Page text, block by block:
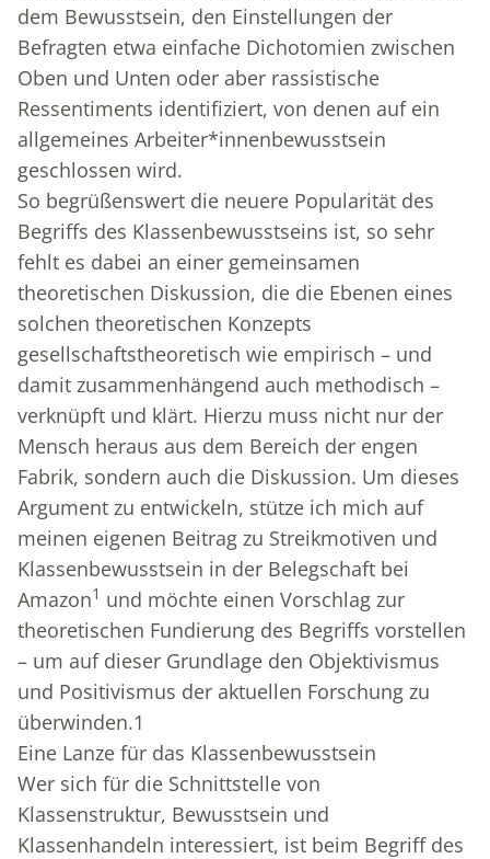
dem Bewusstsein, den Einstellungen der
Befragten etwa einfache Dichotomien zwischen
Oben und Unten oder aber rassistische
Ressentiments identifiziert, von denen auf ein
allgemeines Arbeiter*innenbewusstsein
geschlossen wird.
So begrüßenswert die neuere Popularität des
Begriffs des Klassenbewusstseins ist, so sehr
fehlt es dabei an einer gemeinsamen
theoretischen Diskussion, die die Ebenen eines
solchen theoretischen Konzepts
gesellschaftstheoretisch wie empirisch – und
damit zusammenhängend auch methodisch –
verknüpft und klärt. Hierzu muss nicht nur der
Mensch heraus aus dem Bereich der engen
Fabrik, sondern auch die Diskussion. Um dieses
Argument zu entwickeln, stütze ich mich auf
meinen eigenen Beitrag zu Streikmotiven und
Klassenbewusstsein in der Belegschaft bei
Amazon1 und möchte einen Vorschlag zur
theoretischen Fundierung des Begriffs vorstellen
– um auf dieser Grundlage den Objektivismus
und Positivismus der aktuellen Forschung zu
überwinden.1
Eine Lanze für das Klassenbewusstsein
Wer sich für die Schnittstelle von
Klassenstruktur, Bewusstsein und
Klassenhandeln interessiert, ist beim Begriff des